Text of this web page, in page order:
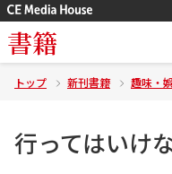
書籍
トップ 新刊書籍 趣味・
行ってはいけ